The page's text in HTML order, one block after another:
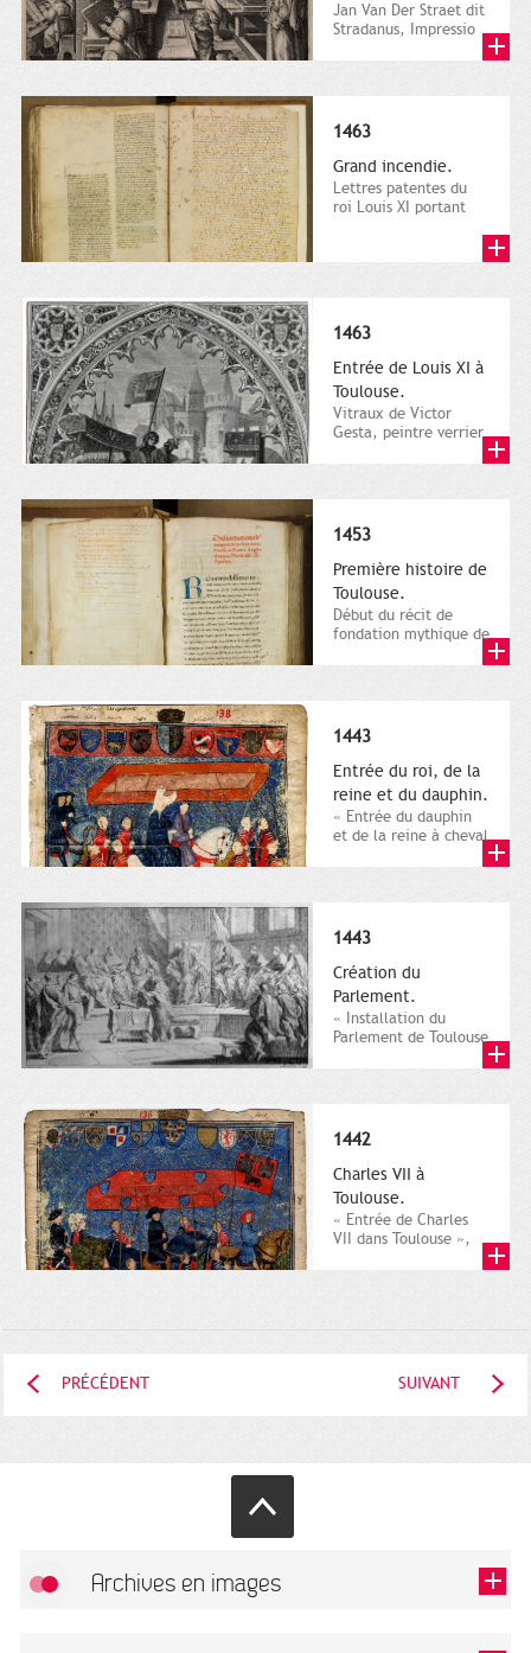
Jan Van Der Straet dit
Stradanus, Impressio
1463
Grand incendie.
Lettres patentes du
roi Louis XI portant
faveur...
1463
Entrée de Louis XI à
Toulouse.
Vitraux de Victor
Gesta, peintre verrier
de Toulouse, présentés
1453
Première histoire de
Toulouse.
Début du récit de
fondation mythique de
1443
Entrée du roi, de la
reine et du dauphin.
« Entrée du dauphin
et de la reine à cheval
1443
Création du
Parlement.
« Installation du
Parlement de Toulouse
1442
Charles VII à
Toulouse.
« Entrée de Charles
VII dans Toulouse »,
PRÉCÉDENT SUIVANT
Archives en images